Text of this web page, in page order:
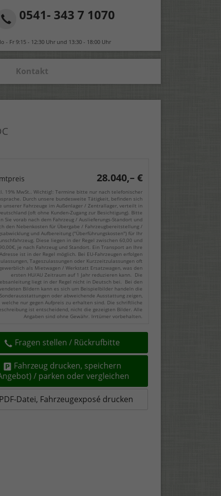
0541- 343 7 1070
- Fr 9:15 - 12:30 Uhr und 13:30 - 18:00 Uhr
Kontakt
28.040,– €
19% MwSt.. Wichtig!: Termine bitte nur nach telefonischer
Durch unsere bundesweite Tätigkeit, befinden sich
unserer Fahrzeuge im Außenlager / Zentrallager, verteilt in
(oft ohne Kunden-Zugang zur Besichtigung). Bitte
Sie vorab nach dem Fahrzeug / Auslieferungs-Standort und
den Nebenkosten für Übergabe / Fahrzeugbereitstellung /
und Aufbereitung ("Überführungskosten") für Ihr
Diese liegen in der Regel zwischen 60,00 und
je nach Fahrzeug und Standort. Ein Transport an Ihre
Adresse ist in der Regel möglich. Bei EU-Fahrzeugen erfolgen
Tageszulassungen oder Kurzzeitzulassungen oft
als Mietwagen / Werkstatt Ersatzwagen, was den
ersten HU/AU Zeitraum auf 1 Jahr reduzieren kann. Die
liegt in der Regel nicht in Deutsch bei. Bei den
Bildern kann es sich um Beispielbilder handeln die
Sonderausstattungen oder abweichende Ausstattung zeigen,
welche nur gegen Aufpreis zu erhalten sind. Die schriftliche
ist entscheidend, nicht die gezeigten Bilder. Alle
Angaben sind ohne Gewähr. Irrtümer vorbehalten.
Fragen stellen / Rückrufbitte
Fahrzeug drucken, speichern
(Angebot) / parken oder vergleichen
Datei, Fahrzeugexposé drucken